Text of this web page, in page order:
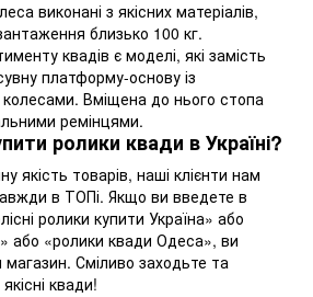
виконані з якісних матеріалів,
близько 100 кг.
квадів є моделі, які замість
платформу-основу із
колесами. Вміщена до нього стопа
ремінцями.
ролики квади в Україні?
якість товарів, наші клієнти нам
в ТОПі. Якщо ви введете в
ролики купити Україна» або
або «ролики квади Одеса», ви
Сміливо заходьте та
квади!